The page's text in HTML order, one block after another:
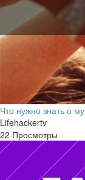
Что нужно знать о
Lifehackertv
22 Просмотры